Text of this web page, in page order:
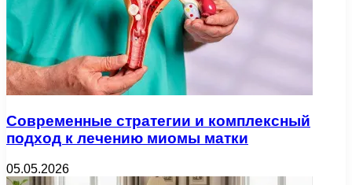
Современные стратегии и комплексный
подход к лечению миомы матки
05.05.2026